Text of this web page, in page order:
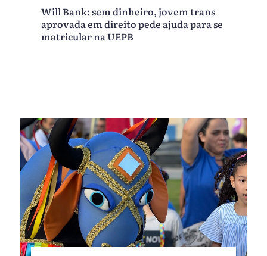
Will Bank: sem dinheiro, jovem trans
aprovada em direito pede ajuda para se
matricular na UEPB